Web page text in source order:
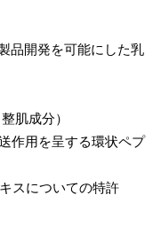
品開発を可能にした乳
肌成分）
作⽤を呈する環状ペプ
スについての特許